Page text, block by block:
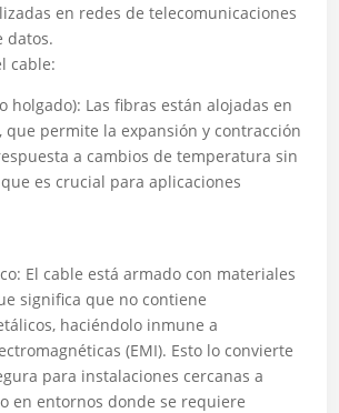
en redes de telecomunicaciones
datos.
cable:
holgado): Las fibras están alojadas en
que permite la expansión y contracción
a cambios de temperatura sin
es crucial para aplicaciones
El cable está armado con materiales
significa que no contiene
haciéndolo inmune a
(EMI). Esto lo convierte
para instalaciones cercanas a
en entornos donde se requiere